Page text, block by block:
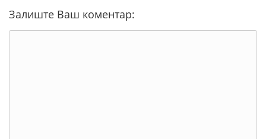
Залиште Ваш коментар: